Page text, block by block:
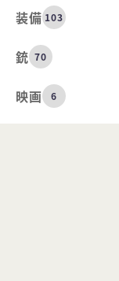
装備 103
銃 70
映画 6